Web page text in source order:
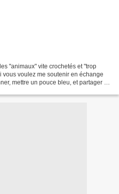
"animaux" vite crochetés et "trop
vous voulez me soutenir en échange
mettre un pouce bleu, et partager la